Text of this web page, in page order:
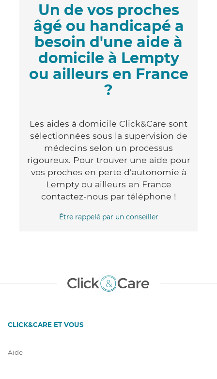
Un de vos proches
âgé ou handicapé a
besoin d'une aide à
domicile à Lempty
ou ailleurs en France
?
Les aides à domicile Click&Care sont
sélectionnées sous la supervision de
médecins selon un processus
rigoureux. Pour trouver une aide pour
vos proches en perte d'autonomie à
Lempty ou ailleurs en France
contactez-nous par téléphone !
Être rappelé par un conseiller
CLICK&CARE ET VOUS
Aide